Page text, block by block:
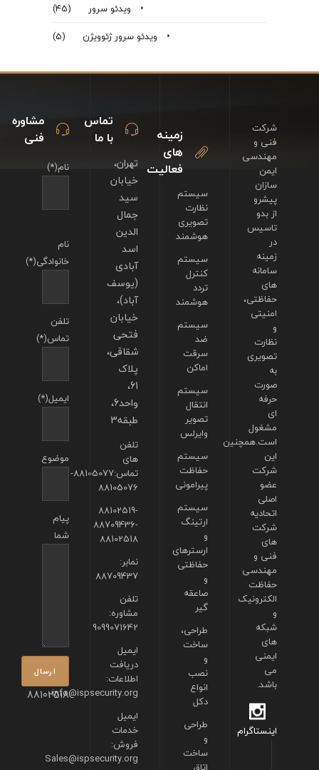
ویدئو سرور
(45)
ویدئو سرور ژئوویژن
(5)
مشاوره
فنی
نام(*)
نام
خانوادگی(*)
تلفن
تماس(*)
ایمیل(*)
موضوع
پیام
شما
88102518
تماس
با ما
تهران،
خیابان
سید
جمال
الدین
اسد
آبادی
(یوسف
آباد)،
خیابان
فتحی
شقاقی،
پلاک
61،
واحد6،
طبقه3
تلفن
های
تماس:88105077-
88105076
88102519-
88709436-
88102518
نمابر:
88709437
تلفن
مشاوره:
9099071642
ایمیل
دریافت
اطلاعات:
info@ispsecurity.org
ایمیل
خدمات
فروش:
Sales@ispsecurity.org
زمینه
های
فعالیت
سیستم
نظارت
تصویری
هوشمند
سیستم
کنترل
تردد
هوشمند
سیستم
ضد
سرقت
اماکن
سیستم
انتقال
تصویر
وایرلس
سیستم
حفاظت
پیرامونی
سیستم
ارتینگ
و
ارسترهای
حفاظتی
و
صاعقه
گیر
طراحی،
ساخت
و
نصب
انواع
دکل
طراحی
و
ساخت
شرکت
فنی و
مهندسی
ایمن
سازان
پیشرو
از بدو
تاسیس
در
زمینه
سامانه
های
حفاظتی،
امنیتی
و
نظارت
تصویری
به
صورت
حرفه
ای
مشغول
است.همچنین
این
شرکت
عضو
اصلی
اتحادیه
شرکت
های
فنی و
مهندسی
حفاظت
الکترونیک
و
شبکه
های
ایمنی
می
باشد.
اینستاگرام